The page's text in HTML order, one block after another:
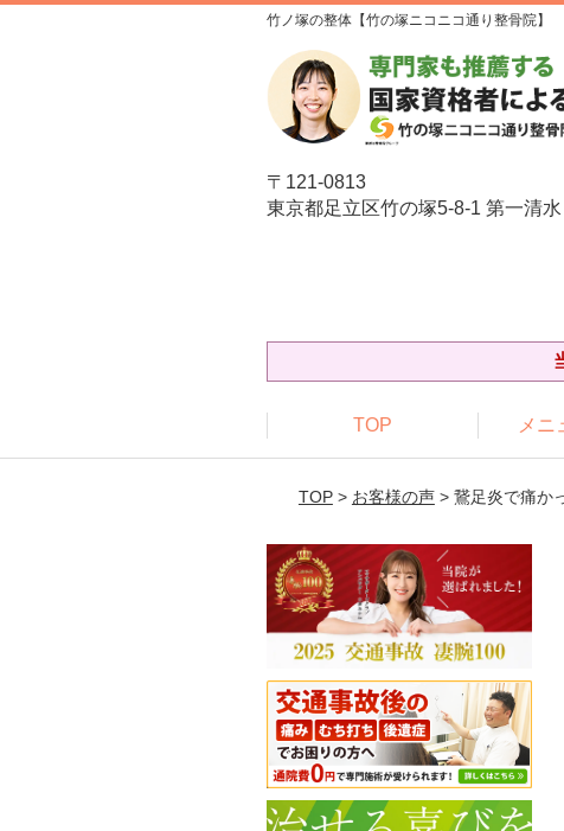
竹ノ塚の整体【竹の塚ニコニコ通り整骨院】
〒121-0813
東京都足立区竹の塚5-8-1 第一清
TOP メニ
TOP> お客様の声> 鵞足炎で痛か